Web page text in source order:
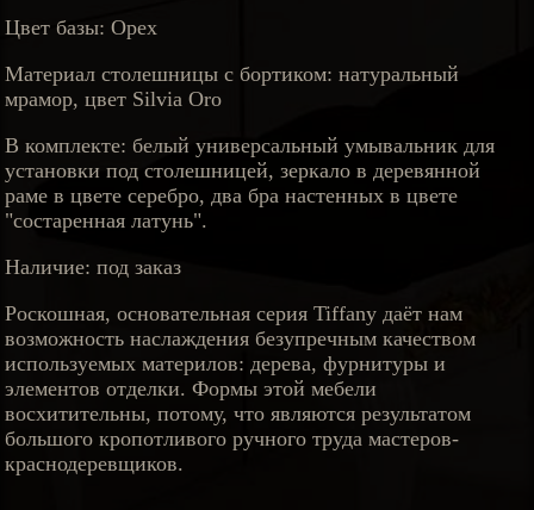
Цвет базы: Орех
Материал столешницы c бортиком: натуральный
мрамор, цвет Silvia Oro
В комплекте: белый универсальный умывальник для
установки под столешницей, зеркало в деревянной
раме в цвете серебро, два бра настенных в цвете
"состаренная латунь".
Наличие: под заказ
Роскошная, основательная серия Tiffany даёт нам
возможность наслаждения безупречным качеством
используемых материлов: дерева, фурнитуры и
элементов отделки. Формы этой мебели
восхитительны, потому, что являются результатом
большого кропотливого ручного труда мастеров-
краснодеревщиков.